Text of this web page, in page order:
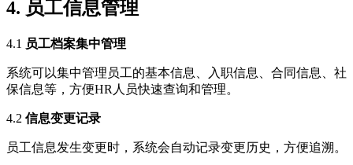
4. 员工信息管理
4.1 员工档案集中管理
系统可以集中管理员工的基本信息、入职信息、合同信息、社
保信息等，方便HR人员快速查询和管理。
4.2 信息变更记录
员工信息发生变更时，系统会自动记录变更历史，方便追溯。